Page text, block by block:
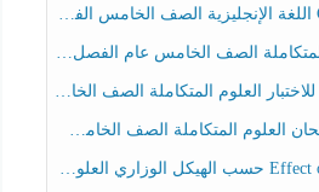
الخامس عام الفصل الدراسي الثالث 2025-2026
المتكاملة الصف الخامس عام الفصل الثالث
الصف الخامس انسبير الفصل الثالث